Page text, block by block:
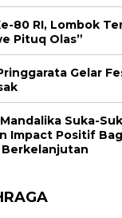
80 RI, Lombok
Pituq Olas”
Gelar
Suka-
Impact Positif